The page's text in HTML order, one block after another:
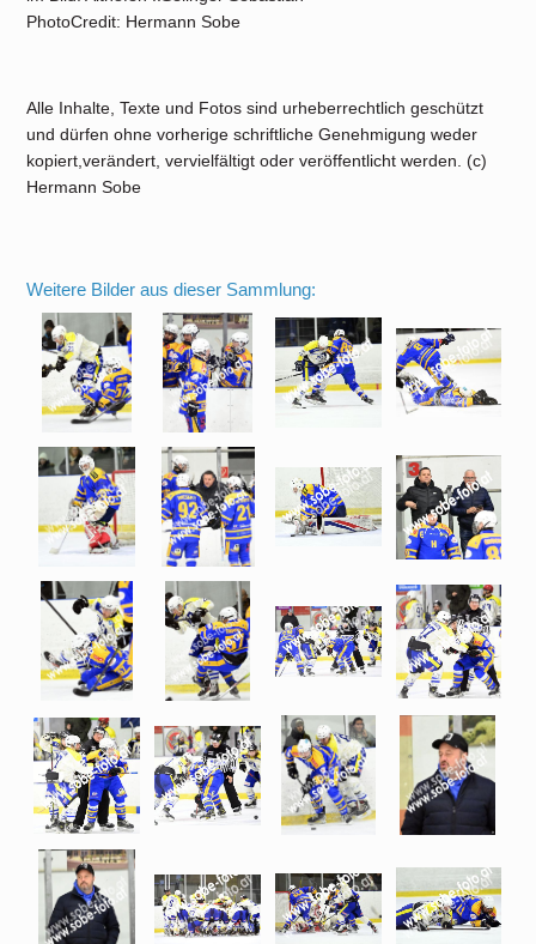
PhotoCredit: Hermann Sobe
Alle Inhalte, Texte und Fotos sind urheberrechtlich geschützt
und dürfen ohne vorherige schriftliche Genehmigung weder
kopiert,verändert, vervielfältigt oder veröffentlicht werden. (c)
Hermann Sobe
Weitere Bilder aus dieser Sammlung: